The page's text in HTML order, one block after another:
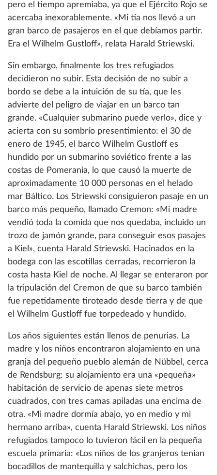
pero el tiempo apremiaba, ya que el Ejército Rojo se
acercaba inexorablemente. «Mi tía nos llevó a un
gran barco de pasajeros en el que debíamos partir.
Era el Wilhelm Gustloff», relata Harald Striewski.
Sin embargo, finalmente los tres refugiados
decidieron no subir. Esta decisión de no subir a
bordo se debe a la intuición de su tía, que les
advierte del peligro de viajar en un barco tan
grande. «Cualquier submarino puede verlo», dice y
acierta con su sombrío presentimiento: el 30 de
enero de 1945, el barco Wilhelm Gustloff es
hundido por un submarino soviético frente a las
costas de Pomerania, lo que causó la muerte de
aproximadamente 10 000 personas en el helado
mar Báltico. Los Striewski consiguieron pasaje en un
barco más pequeño, llamado Cremon: «Mi madre
vendió toda la comida que nos quedaba, incluido un
trozo de jamón grande, para conseguir esos pasajes
a Kiel», cuenta Harald Striewski. Hacinados en la
bodega con las escotillas cerradas, recorrieron la
costa hasta Kiel de noche. Al llegar se enteraron por
la tripulación del Cremon de que su barco también
fue repetidamente tiroteado desde tierra y de que
el Wilhelm Gustloff fue torpedeado y hundido.
Los años siguientes están llenos de penurias. La
madre y los niños encontraron alojamiento en una
granja del pequeño pueblo alemán de Nübbel, cerca
de Rendsburg: su alojamiento era una «pequeña»
habitación de servicio de apenas siete metros
cuadrados, con tres camas apiladas una encima de
otra. «Mi madre dormía abajo, yo en medio y mi
hermano arriba», cuenta Harald Striewski. Los niños
refugiados tampoco lo tuvieron fácil en la pequeña
escuela primaria: «Los niños de los granjeros tenían
bocadillos de mantequilla y salchichas, pero los